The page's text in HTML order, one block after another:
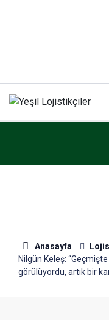
Anasayfa
Nilgün Keleş:
görülüyordu, artık bir